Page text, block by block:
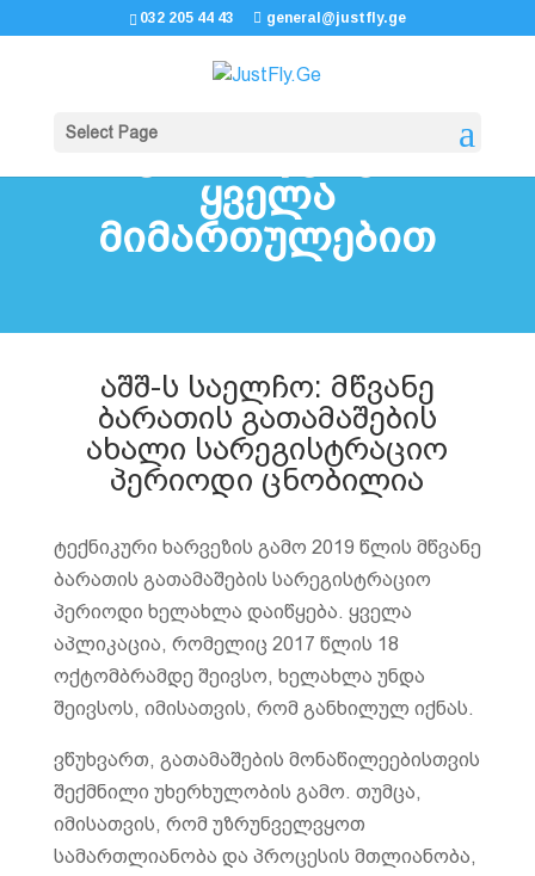
032 205 44 43 general@justfly.ge
Select Pageავიაბილეთები
ყველა
მიმართულებით
აშშ-ს საელჩო: მწვანე
ბარათის გათამაშების
ახალი სარეგისტრაციო
პერიოდი ცნობილია
ტექნიკური ხარვეზის გამო 2019 წლის მწვანე
ბარათის გათამაშების სარეგისტრაციო
პერიოდი ხელახლა დაიწყება. ყველა
აპლიკაცია, რომელიც 2017 წლის 18
ოქტომბრამდე შეივსო, ხელახლა უნდა
შეივსოს, იმისათვის, რომ განხილულ იქნას.
ვწუხვართ, გათამაშების მონაწილეებისთვის
შექმნილი უხერხულობის გამო. თუმცა,
იმისათვის, რომ უზრუნველვყოთ
სამართლიანობა და პროცესის მთლიანობა,